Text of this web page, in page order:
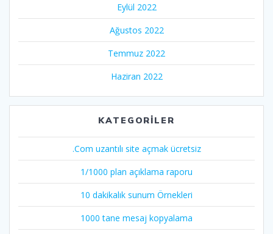
Eylül 2022
Ağustos 2022
Temmuz 2022
Haziran 2022
KATEGORILER
.Com uzantılı site açmak ücretsiz
1/1000 plan açıklama raporu
10 dakikalık sunum Örnekleri
1000 tane mesaj kopyalama